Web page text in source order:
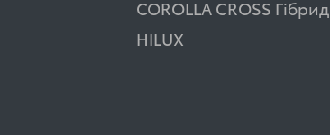
COROLLA CROSS Гібрид
HILUX